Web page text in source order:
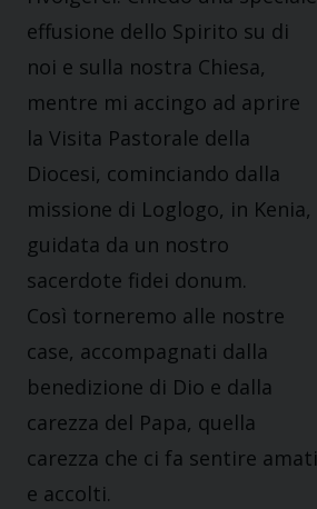
effusione dello Spirito su di
noi e sulla nostra Chiesa,
mentre mi accingo ad aprire
la Visita Pastorale della
Diocesi, cominciando dalla
missione di Loglogo, in Kenia,
guidata da un nostro
sacerdote fidei donum.
Così torneremo alle nostre
case, accompagnati dalla
benedizione di Dio e dalla
carezza del Papa, quella
carezza che ci fa sentire amati
e accolti.